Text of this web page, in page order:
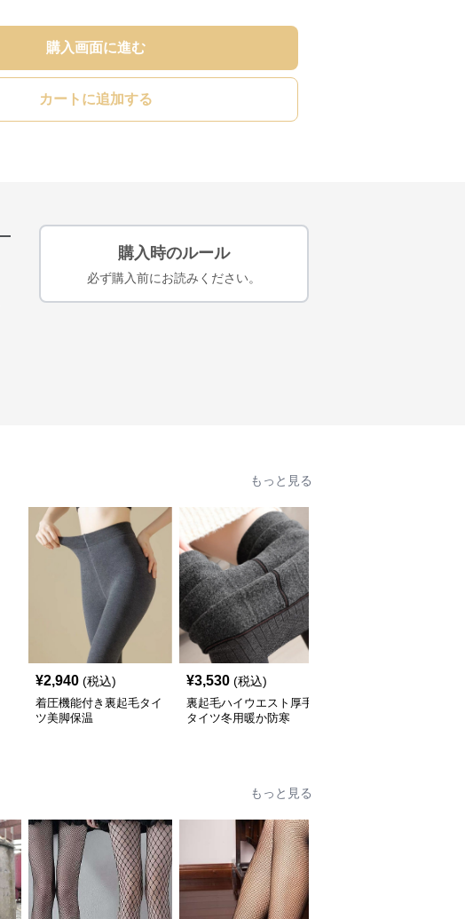
購入画面に進む
カートに追加する
購入時のルール
必ず購入前にお読みください。
もっと見る
¥2,940 (税込)
着圧機能付き裏起毛タイ
ツ美脚保温
¥3,530 (税込)
裏起毛ハイウエスト厚手
タイツ冬用暖か防寒
もっと見る